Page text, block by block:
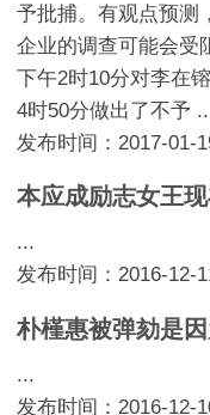
予批捕。有观点预测
企业的调查可能会受
下午2时10分对李在
4时50分做出了不予
发布时间：2017-01-
本应成励志女王
...
发布时间：2016-12-
朴槿惠被弹劾是
...
发布时间：2016-12-